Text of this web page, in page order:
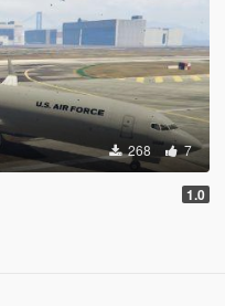
268 7
1.0